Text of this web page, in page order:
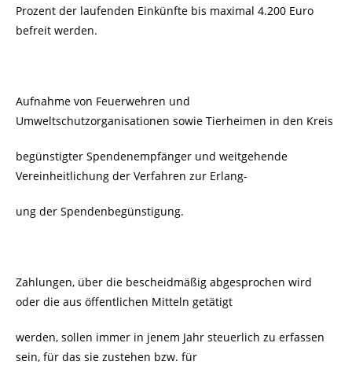
Prozent der laufenden Einkünfte bis maximal 4.200 Euro
befreit werden.
Aufnahme von Feuerwehren und
Umweltschutzorganisationen sowie Tierheimen in den Kreis
begünstigter Spendenempfänger und weitgehende
Vereinheitlichung der Verfahren zur Erlang-
ung der Spendenbegünstigung.
Zahlungen, über die bescheidmäßig abgesprochen wird
oder die aus öffentlichen Mitteln getätigt
werden, sollen immer in jenem Jahr steuerlich zu erfassen
sein, für das sie zustehen bzw. für